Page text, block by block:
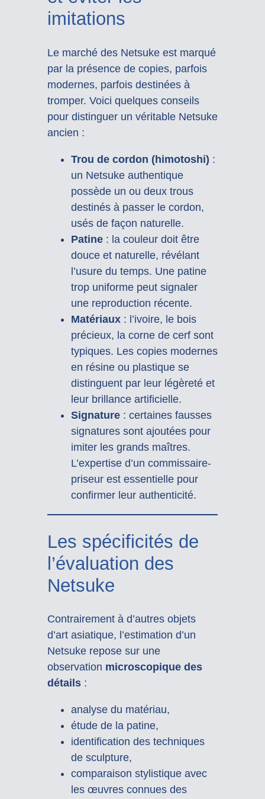
imitations
Le marché des Netsuke est marqué
par la présence de copies, parfois
modernes, parfois destinées à
tromper. Voici quelques conseils
pour distinguer un véritable Netsuke
ancien :
Trou de cordon (himotoshi) :
un Netsuke authentique
possède un ou deux trous
destinés à passer le cordon,
usés de façon naturelle.
Patine: la couleur doit être
douce et naturelle, révélant
l’usure du temps. Une patine
trop uniforme peut signaler
une reproduction récente.
Matériaux: l’ivoire, le bois
précieux, la corne de cerf sont
typiques. Les copies modernes
en résine ou plastique se
distinguent par leur légèreté et
leur brillance artificielle.
Signature: certaines fausses
signatures sont ajoutées pour
imiter les grands maîtres.
L’expertise d’un commissaire-
priseur est essentielle pour
confirmer leur authenticité.
Les spécificités de
l’évaluation des
Netsuke
Contrairement à d’autres objets
d’art asiatique, l’estimation d’un
Netsuke repose sur une
observation microscopique des
détails:
analyse du matériau,
étude de la patine,
identification des techniques
de sculpture,
comparaison stylistique avec
les œuvres connues des